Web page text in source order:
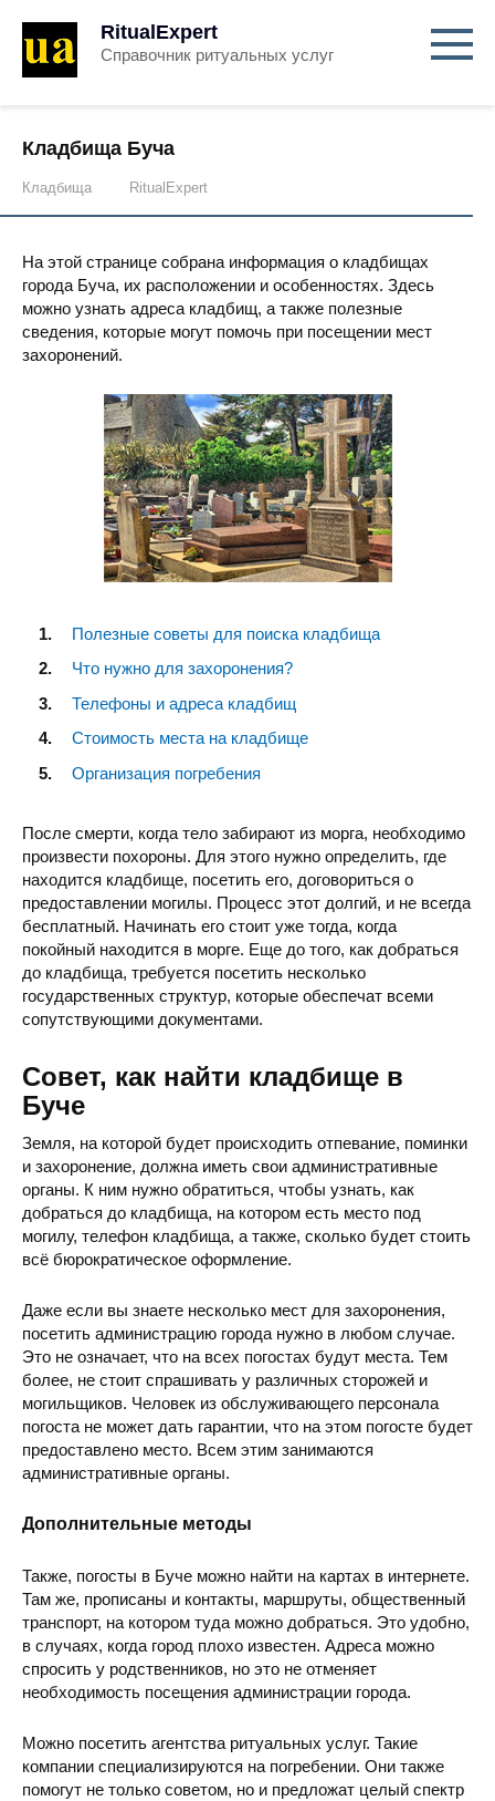
RitualExpert
Справочник ритуальных услуг
Кладбища Буча
Кладбища RitualExpert
На этой странице собрана информация о кладбищах
города Буча, их расположении и особенностях. Здесь
можно узнать адреса кладбищ, а также полезные
сведения, которые могут помочь при посещении мест
захоронений.
Полезные советы для поиска кладбища
Что нужно для захоронения?
Телефоны и адреса кладбищ
Стоимость места на кладбище
Организация погребения
После смерти, когда тело забирают из морга, необходимо
произвести похороны. Для этого нужно определить, где
находится кладбище, посетить его, договориться о
предоставлении могилы. Процесс этот долгий, и не всегда
бесплатный. Начинать его стоит уже тогда, когда
покойный находится в морге. Еще до того, как добраться
до кладбища, требуется посетить несколько
государственных структур, которые обеспечат всеми
сопутствующими документами.
Совет, как найти кладбище в
Буче
Земля, на которой будет происходить отпевание, поминки
и захоронение, должна иметь свои административные
органы. К ним нужно обратиться, чтобы узнать, как
добраться до кладбища, на котором есть место под
могилу, телефон кладбища, а также, сколько будет стоить
всё бюрократическое оформление.
Даже если вы знаете несколько мест для захоронения,
посетить администрацию города нужно в любом случае.
Это не означает, что на всех погостах будут места. Тем
более, не стоит спрашивать у различных сторожей и
могильщиков. Человек из обслуживающего персонала
погоста не может дать гарантии, что на этом погосте будет
предоставлено место. Всем этим занимаются
административные органы.
Дополнительные методы
Также, погосты в Буче можно найти на картах в интернете.
Там же, прописаны и контакты, маршруты, общественный
транспорт, на котором туда можно добраться. Это удобно,
в случаях, когда город плохо известен. Адреса можно
спросить у родственников, но это не отменяет
необходимость посещения администрации города.
Можно посетить агентства ритуальных услуг. Такие
компании специализируются на погребении. Они также
помогут не только советом, но и предложат целый спектр